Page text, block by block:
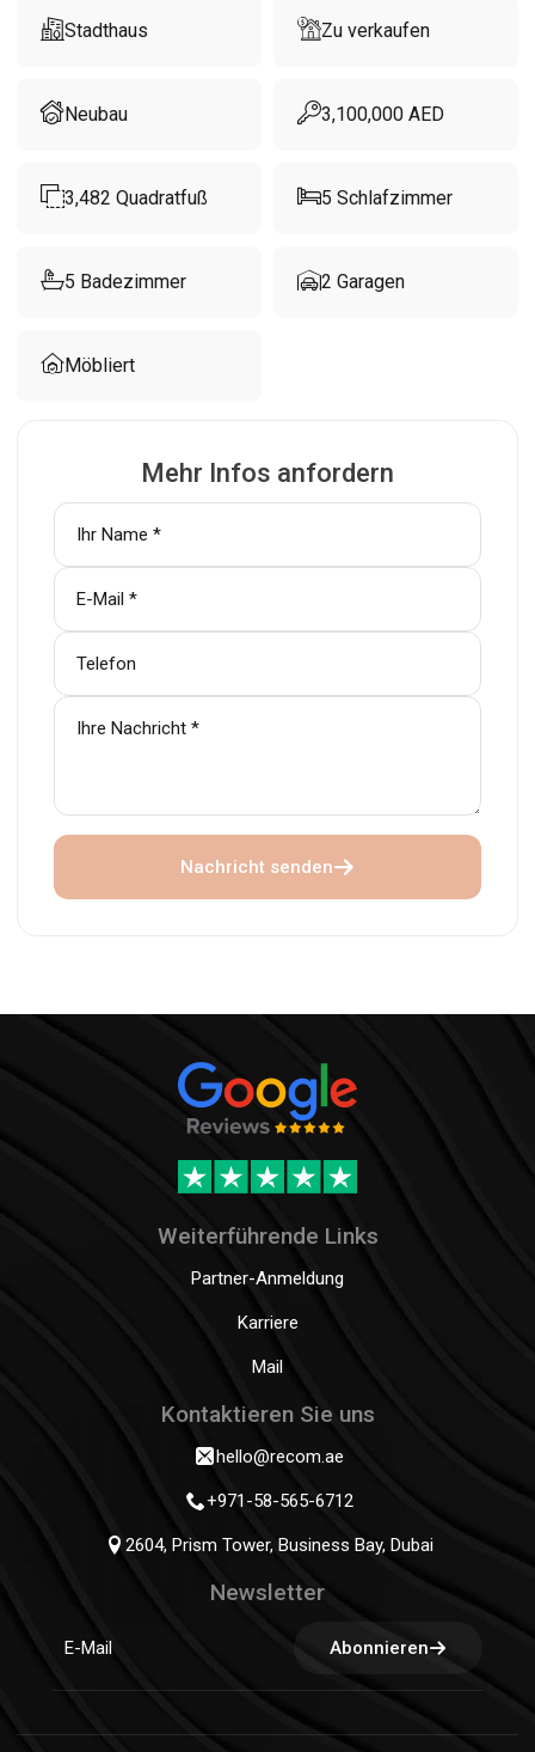
Stadthaus Zu verkaufen
Neubau 3,100,000 AED
3,482 Quadratfuß 5 Schlafzimmer
5 Badezimmer 2 Garagen
Möbliert
Mehr Infos anfordern
Nachricht senden
Weiterführende Links
Partner-Anmeldung
Karriere
Mail
Kontaktieren Sie uns
hello@recom.ae
+971-58-565-6712
2604, Prism Tower, Business Bay, Dubai
Newsletter
Abonnieren